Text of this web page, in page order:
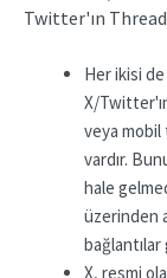
Twitter'ın
Her ikisi de
X/
veya mobil
vardır.
hale
üzerinden
X, resmi